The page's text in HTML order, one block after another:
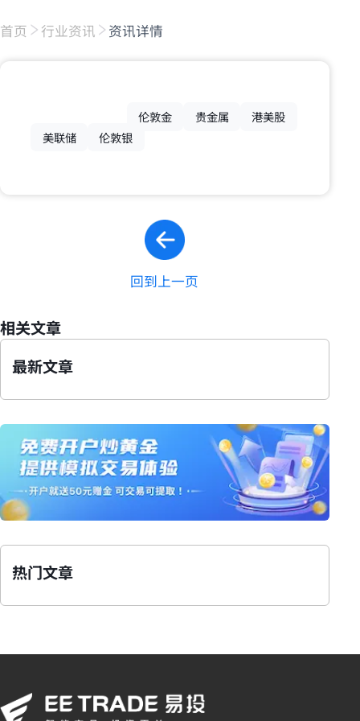
首页 行业资讯 资讯详情
伦敦金 贵金属
港美股
美联储
伦敦银
回到上一页
相关文章
最新文章
热门文章